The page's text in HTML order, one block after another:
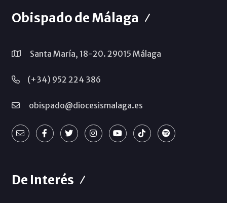
Obispado de Málaga
Santa María, 18-20. 29015 Málaga
(+34) 952 224 386
obispado@diocesismalaga.es
De Interés